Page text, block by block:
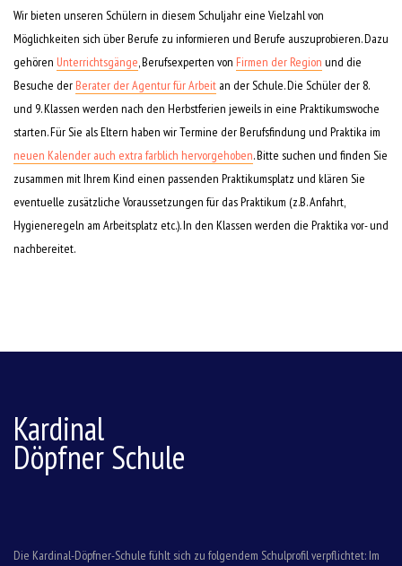
Wir bieten unseren Schülern in diesem Schuljahr eine Vielzahl von
Möglichkeiten sich über Berufe zu informieren und Berufe auszuprobieren. Dazu
gehören Unterrichtsgänge, Berufsexperten von Firmen der Region und die
Besuche der Berater der Agentur für Arbeit an der Schule. Die Schüler der 8.
und 9. Klassen werden nach den Herbstferien jeweils in eine Praktikumswoche
starten. Für Sie als Eltern haben wir Termine der Berufsfindung und Praktika im
neuen Kalender auch extra farblich hervorgehoben. Bitte suchen und finden Sie
zusammen mit Ihrem Kind einen passenden Praktikumsplatz und klären Sie
eventuelle zusätzliche Voraussetzungen für das Praktikum (z.B. Anfahrt,
Hygieneregeln am Arbeitsplatz etc.). In den Klassen werden die Praktika vor- und
nachbereitet.
Kardinal
Döpfner Schule
Die Kardinal-Döpfner-Schule fühlt sich zu folgendem Schulprofil verpflichtet: Im